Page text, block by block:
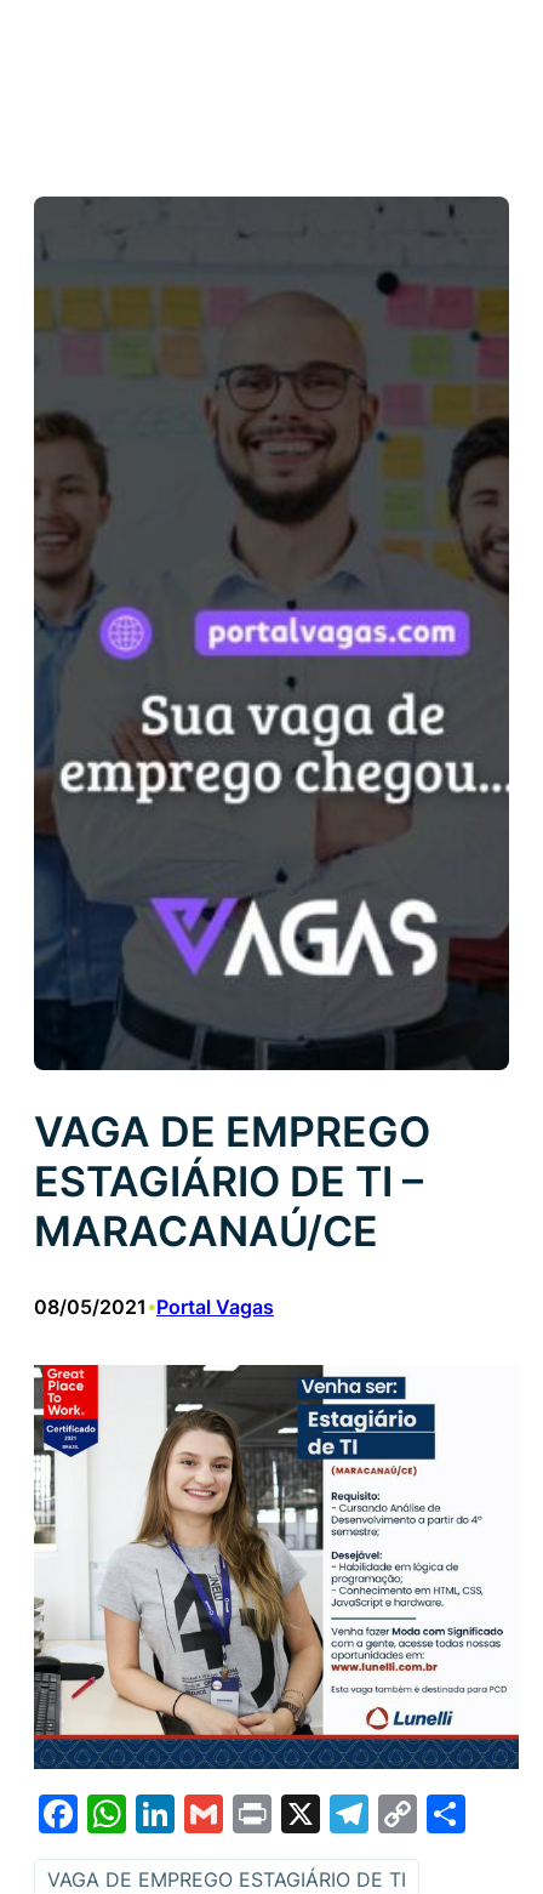
VAGA DE EMPREGO
ESTAGIÁRIO DE TI –
MARACANAÚ/CE
08/05/2021 •Portal Vagas
Facebook
WhatsApp
LinkedIn
GmailPrint
X Telegram
Copy
Link
VAGA DE EMPREGO ESTAGIÁRIO DE TI